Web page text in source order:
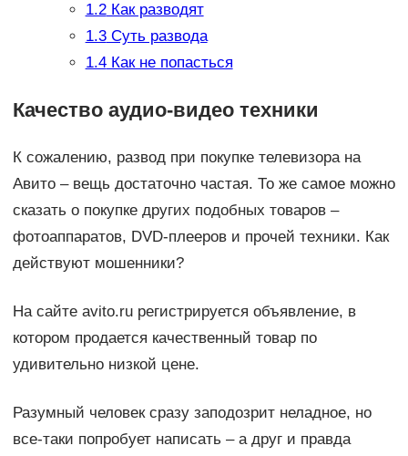
1.2Как разводят
1.3Суть развода
1.4Как не попасться
Качество аудио-видео техники
К сожалению, развод при покупке телевизора на
Авито – вещь достаточно частая. То же самое можно
сказать о покупке других подобных товаров –
фотоаппаратов, DVD-плееров и прочей техники. Как
действуют мошенники?
На сайте avito.ru регистрируется объявление, в
котором продается качественный товар по
удивительно низкой цене.
Разумный человек сразу заподозрит неладное, но
все-таки попробует написать – а друг и правда